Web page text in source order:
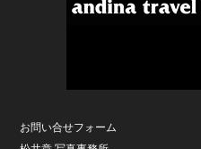
お問い合せフォーム